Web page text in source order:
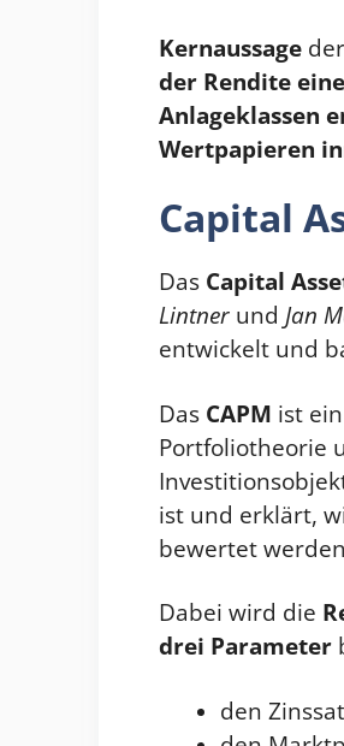
Kernaussage
der Rendite
Anlageklassen
Wertpapieren
Capital
Das Capital
Lintner und Jan
entwickelt und
Das CAPM ist ein
Portfoliotheorie
ist und erklärt,
bewertet
Dabei wird die
drei Parameter
den